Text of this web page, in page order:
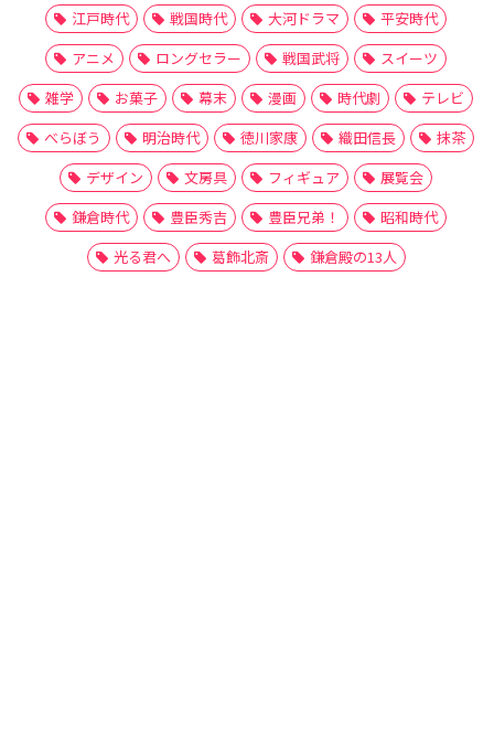
江戸時代 戦国時代 大河ドラマ
平安時代
アニメ
ロングセラー 戦国武将
スイーツ
雑学
お菓子 幕末 漫画 時代劇
テレビ
べらぼう
明治時代 徳川家康 織田信長
抹茶
デザイン
文房具 フィギュア
展覧会
鎌倉時代
豊臣秀吉 豊臣兄弟！
昭和時代
光る君へ
葛飾北斎 鎌倉殿の13人